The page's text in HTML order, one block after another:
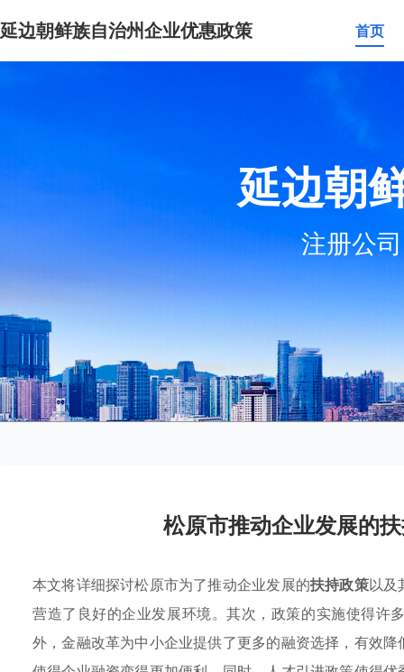
延边朝鲜族自治州企业优惠政策 首页
延边朝
注册公
松原市推动企业发展的
本文将详细探讨松原市为了推动企业发展的扶持政策以及
营造了良好的企业发展环境。其次，政策的实施使得许
外，金融改革为中小企业提供了更多的融资选择，有效